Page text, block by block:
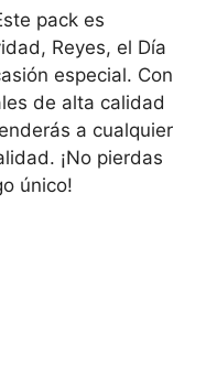
pack es
Reyes, el Día
especial. Con
de alta calidad
a cualquier
¡No pierdas
único!